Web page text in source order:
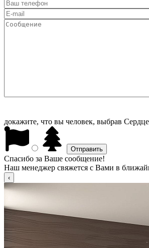
докажите, что вы человек, выбрав Сердце
Спасибо за Ваше сообщение!
Наш менеджер свяжется с Вами в